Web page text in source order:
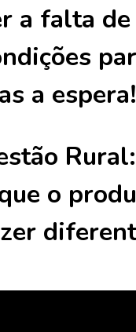
a falta de
a espera!
o